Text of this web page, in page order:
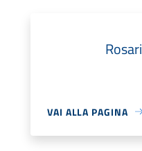
VAI ALLA PAGINA